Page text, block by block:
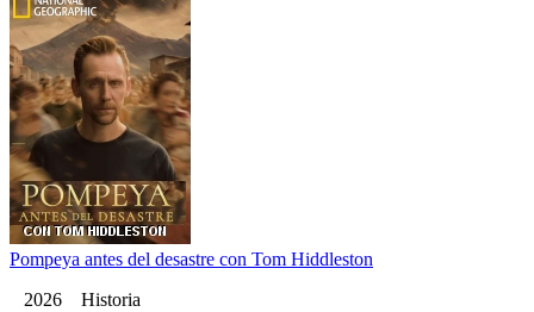
Pompeya antes del desastre con Tom Hiddleston
2026 Historia